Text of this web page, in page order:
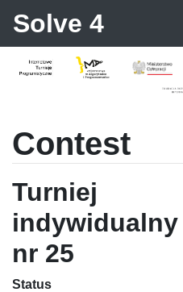
Solve 4
Contest
Turniej
indywidualny
nr 25
Status